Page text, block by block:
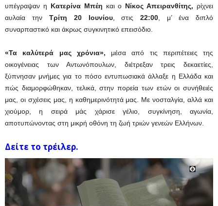
υπέγραψαν η Κατερίνα Μπέη και ο Νίκος Απειρανθίτης, ρίχνει
αυλαία την Τρίτη 20 Ιουνίου, στις22:00 , μ’ ένα διπλό
συναρπαστικό και άκρως συγκινητικό επεισόδιο.
«Τα καλύτερά μας χρόνια», μέσα από τις περιπέτειες της
οικογένειας των Αντωνόπουλων, διέτρεξαν τρεις δεκαετίες,
ξύπνησαν μνήμες για το πόσο εντυπωσιακά άλλαξε η Ελλάδα και
πώς διαμορφώθηκαν, τελικά, στην πορεία των ετών οι συνήθειές
μας, οι σχέσεις μας, η καθημερινότητά μας. Με νοσταλγία, αλλά και
χιούμορ, η σειρά μάς χάρισε γέλιο, συγκίνηση, αγωνία,
αποτυπώνοντας στη μικρή οθόνη τη ζωή τριών γενεών Ελλήνων.
Δείτε το τρέιλερ.
Πρόγραμμα
Αναπαραγωγής
Βίντεο